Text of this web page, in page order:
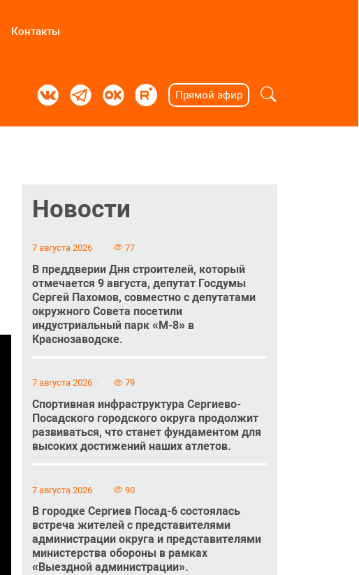
Контакты
Прямой эфир
Новости
7 августа 2026 77
В преддверии Дня строителей, который
отмечается 9 августа, депутат Госдумы
Сергей Пахомов, совместно с депутатами
окружного Совета посетили
индустриальный парк «М-8» в
Краснозаводске.
7 августа 2026 79
Спортивная инфраструктура Сергиево-
Посадского городского округа продолжит
развиваться, что станет фундаментом для
высоких достижений наших атлетов.
7 августа 2026 90
В городке Сергиев Посад-6 состоялась
встреча жителей с представителями
администрации округа и представителями
министерства обороны в рамках
«Выездной администрации».